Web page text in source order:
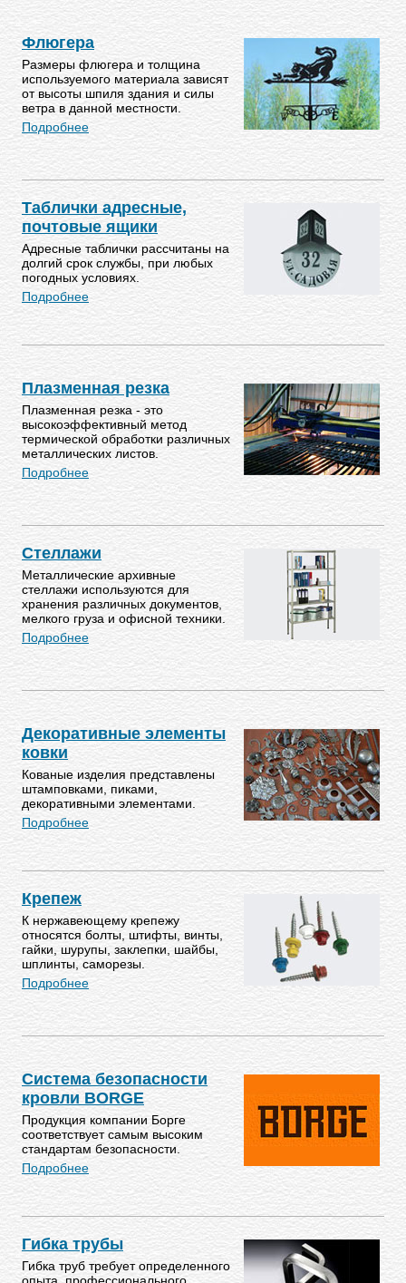
Флюгера
Размеры флюгера и толщина
используемого материала зависят
от высоты шпиля здания и силы
ветра в данной местности.
Подробнее
Таблички адресные,
почтовые ящики
Адресные таблички рассчитаны на
долгий срок службы, при любых
погодных условиях.
Подробнее
Плазменная резка
Плазменная резка - это
высокоэффективный метод
термической обработки различных
металлических листов.
Подробнее
Стеллажи
Металлические архивные
стеллажи используются для
хранения различных документов,
мелкого груза и офисной техники.
Подробнее
Декоративные элементы
ковки
Кованые изделия представлены
штамповками, пиками,
декоративными элементами.
Подробнее
Крепеж
К нержавеющему крепежу
относятся болты, штифты, винты,
гайки, шурупы, заклепки, шайбы,
шплинты, саморезы.
Подробнее
Система безопасности
кровли BORGE
Продукция компании Борге
соответствует самым высоким
стандартам безопасности.
Подробнее
Гибка трубы
Гибка труб требует определенного